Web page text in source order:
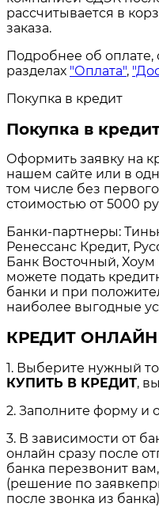
рассчитывается в
заказа.
Подробнее об оплате,
разделах "Оплата",
Покупка в кредит
Покупка в
Оформить заявку на
нашем сайте или в
том числе без
стоимостью от 5000
Банки-партнеры:
Ренессанс Кредит,
Банк Восточный,
можете подать
банки и при
наиболее выгодные
КРЕДИТ ОНЛАЙН
1. Выберите нужный
КУПИТЬ В КРЕДИТ,
2. Заполните форму и
3. В зависимости от
онлайн сразу после
банка перезвонит
(решение по
после звонка из